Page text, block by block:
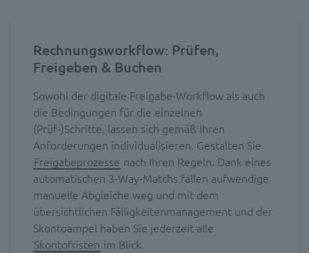
Rechnungsworkflow: Prüfen,
Freigeben & Buchen
Sowohl der digitale Freigabe-Workflow als auch
die Bedingungen für die einzelnen
(Prüf-)Schritte, lassen sich gemäß Ihren
Anforderungen individualisieren. Gestalten Sie
Freigabeprozesse nach Ihren Regeln. Dank eines
automatischen 3-Way-Matchs fallen aufwendige
manuelle Abgleiche weg und mit dem
übersichtlichen Fälligkeitenmanagement und der
Skontoampel haben Sie jederzeit alle
Skontofristen im Blick.